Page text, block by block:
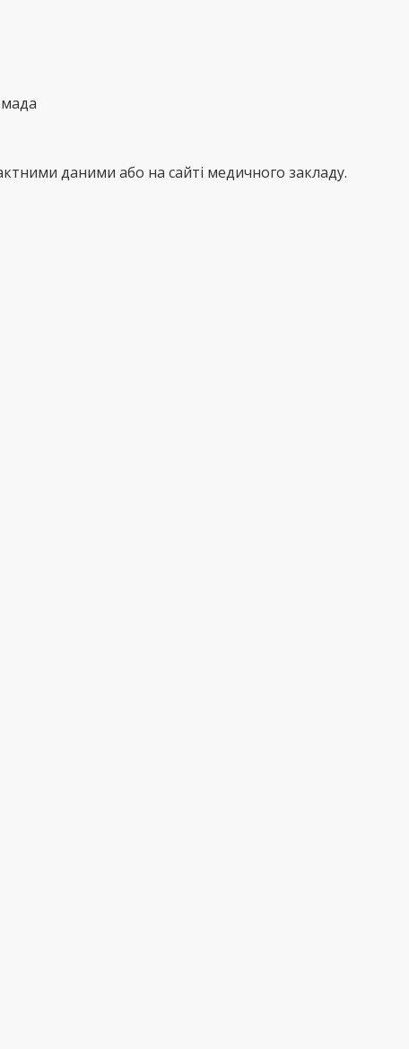
даними або на сайті медичного закладу.